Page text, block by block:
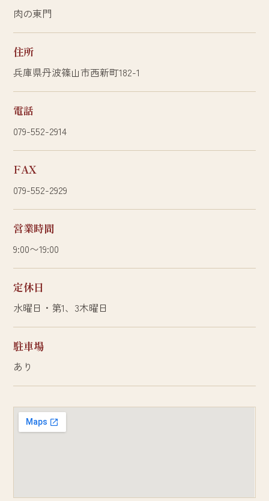
肉の東門
住所
兵庫県丹波篠山市西新町182-1
電話
079-552-2914
FAX
079-552-2929
営業時間
9:00〜19:00
定休日
水曜日・第1、3木曜日
駐車場
あり